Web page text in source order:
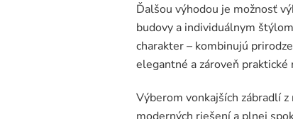
Ďalšou výhodou je možnosť
budovy a individuálnym
charakter – kombinujú
elegantné a zároveň
Výberom vonkajších zábradlí